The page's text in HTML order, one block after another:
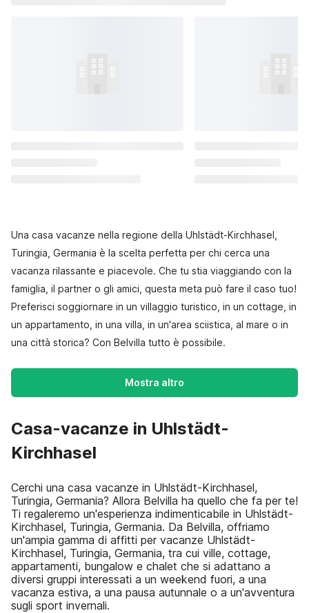
Una casa vacanze nella regione della Uhlstädt-Kirchhasel,
Turingia, Germania è la scelta perfetta per chi cerca una
vacanza rilassante e piacevole. Che tu stia viaggiando con la
famiglia, il partner o gli amici, questa meta può fare il caso tuo!
Preferisci soggiornare in un villaggio turistico, in un cottage, in
un appartamento, in una villa, in un'area sciistica, al mare o in
una città storica? Con Belvilla tutto è possibile.
Mostra altro
Casa-vacanze in Uhlstädt-
Kirchhasel
Cerchi una casa vacanze in Uhlstädt-Kirchhasel,
Turingia, Germania? Allora Belvilla ha quello che fa per te!
Ti regaleremo un'esperienza indimenticabile in Uhlstädt-
Kirchhasel, Turingia, Germania. Da Belvilla, offriamo
un'ampia gamma di affitti per vacanze Uhlstädt-
Kirchhasel, Turingia, Germania, tra cui ville, cottage,
appartamenti, bungalow e chalet che si adattano a
diversi gruppi interessati a un weekend fuori, a una
vacanza estiva, a una pausa autunnale o a un'avventura
sugli sport invernali.